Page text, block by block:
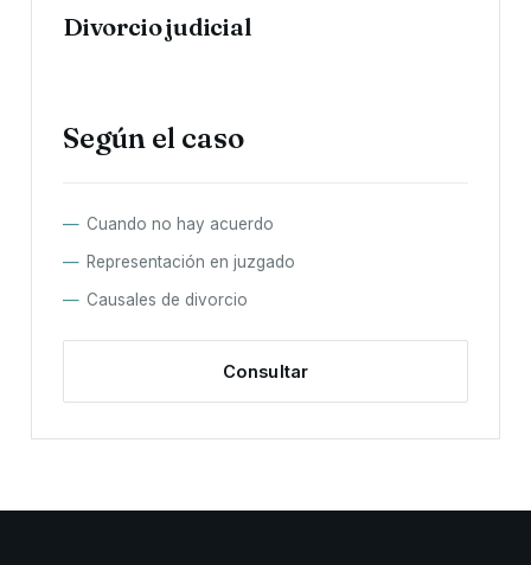
Divorcio judicial
Según el caso
Cuando no hay acuerdo
Representación en juzgado
Causales de divorcio
Consultar